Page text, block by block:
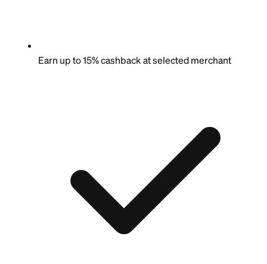
Earn up to 15% cashback at selected merchant